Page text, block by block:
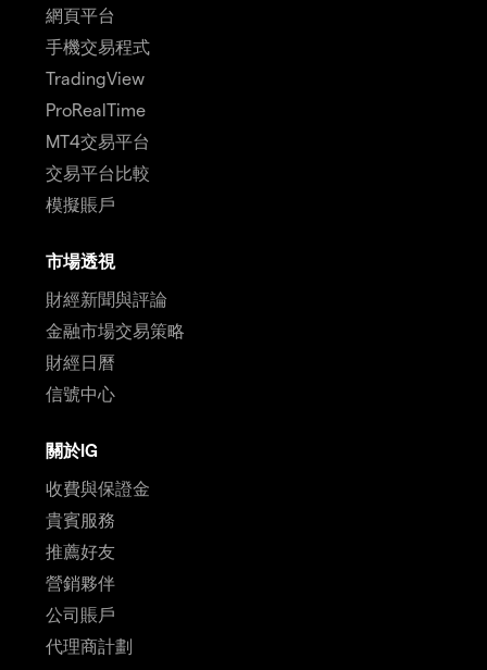
網頁平台
手機交易程式
TradingView
ProRealTime
MT4交易平台
交易平台比較
模擬賬戶
市場透視
財經新聞與評論
金融市場交易策略
財經日曆
信號中心
關於IG
收費與保證金
貴賓服務
推薦好友
營銷夥伴
公司賬戶
代理商計劃